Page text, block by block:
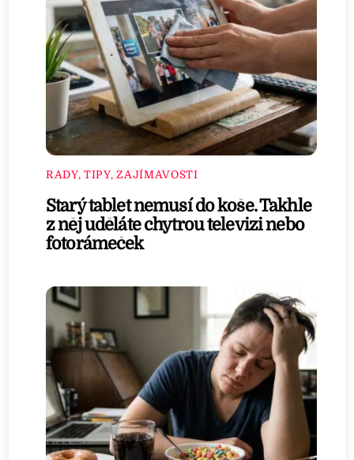
RADY, TIPY, ZAJÍMAVOSTI
Starý tablet nemusí do koše. Takhle
z něj uděláte chytrou televizi nebo
fotorámeček